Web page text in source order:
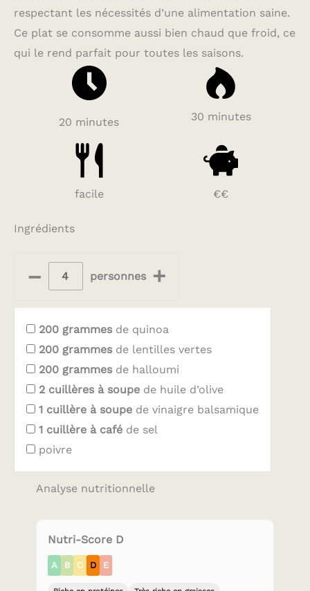
respectant les nécessités d’une alimentation saine.
Ce plat se consomme aussi bien chaud que froid, ce
qui le rend parfait pour toutes les saisons.
20 minutes 30 minutes
facile €€
Ingrédients
– personnes +
200 grammes de quinoa
200 grammes de lentilles vertes
200 grammes de halloumi
2 cuillères à soupe de huile d’olive
1 cuillère à soupe de vinaigre balsamique
1 cuillère à café de sel
poivre
Analyse nutritionnelle
Nutri-Score D
A B C D E